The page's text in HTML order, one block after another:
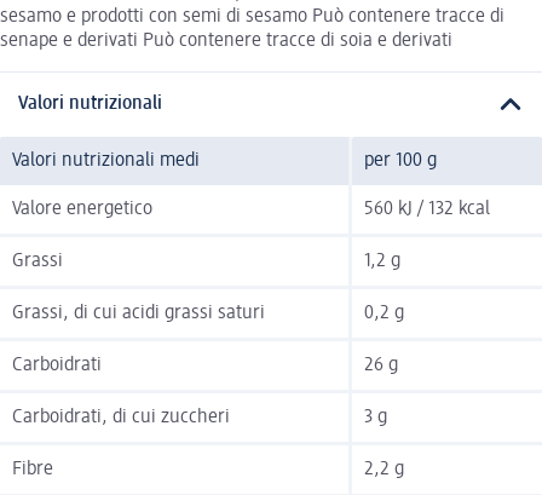
sesamo e prodotti con semi di sesamo Può contenere tracce di
senape e derivati Può contenere tracce di soia e derivati
Valori nutrizionali
Valori nutrizionali medi per 100 g
Valore energetico 560 kJ / 132 kcal
Grassi 1,2 g
Grassi, di cui acidi grassi saturi 0,2 g
Carboidrati 26 g
Carboidrati, di cui zuccheri 3 g
Fibre 2,2 g